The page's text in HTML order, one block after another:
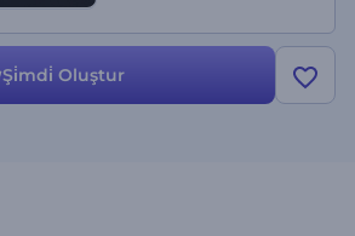
Şi̇mdi̇ Oluştur